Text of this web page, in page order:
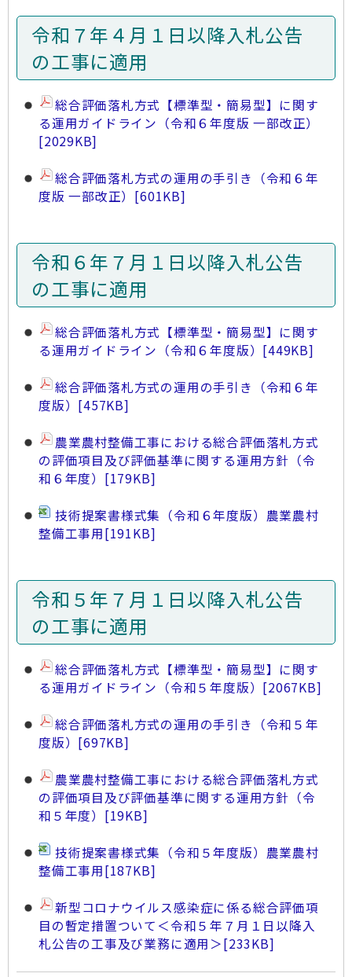
令和７年４月１日以降入札公告
の工事に適用
総合評価落札方式【標準型・簡易型】に関す
る運用ガイドライン（令和６年度版 一部改正）
[2029KB]
総合評価落札方式の運用の手引き（令和６年
度版 一部改正） [601KB]
令和６年７月１日以降入札公告
の工事に適用
総合評価落札方式【標準型・簡易型】に関す
る運用ガイドライン（令和６年度版） [449KB]
総合評価落札方式の運用の手引き（令和６年
度版） [457KB]
農業農村整備工事における総合評価落札方式
の評価項目及び評価基準に関する運用方針（令
和６年度） [179KB]
技術提案書様式集（令和６年度版）農業農村
整備工事用[191KB]
令和５年７月１日以降入札公告
の工事に適用
総合評価落札方式【標準型・簡易型】に関す
る運用ガイドライン（令和５年度版） [2067KB]
総合評価落札方式の運用の手引き（令和５年
度版） [697KB]
農業農村整備工事における総合評価落札方式
の評価項目及び評価基準に関する運用方針（令
和５年度） [19KB]
技術提案書様式集（令和５年度版）農業農村
整備工事用[187KB]
新型コロナウイルス感染症に係る総合評価項
目の暫定措置ついて＜令和５年７月１日以降入
札公告の工事及び業務に適用＞[233KB]